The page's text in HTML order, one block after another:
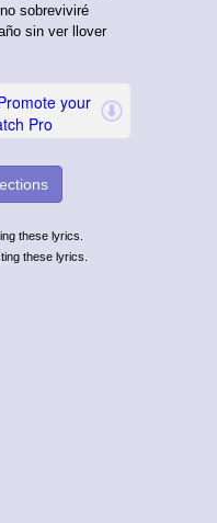
sobreviviré
sin ver llover
these lyrics.
these lyrics.